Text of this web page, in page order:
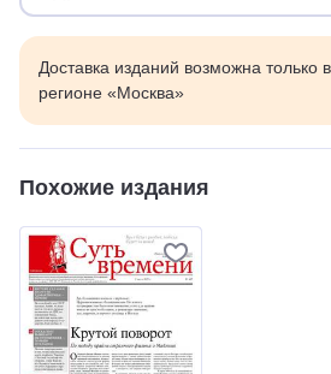
Доставка изданий возможна
регионе «Москва»
Похожие издания